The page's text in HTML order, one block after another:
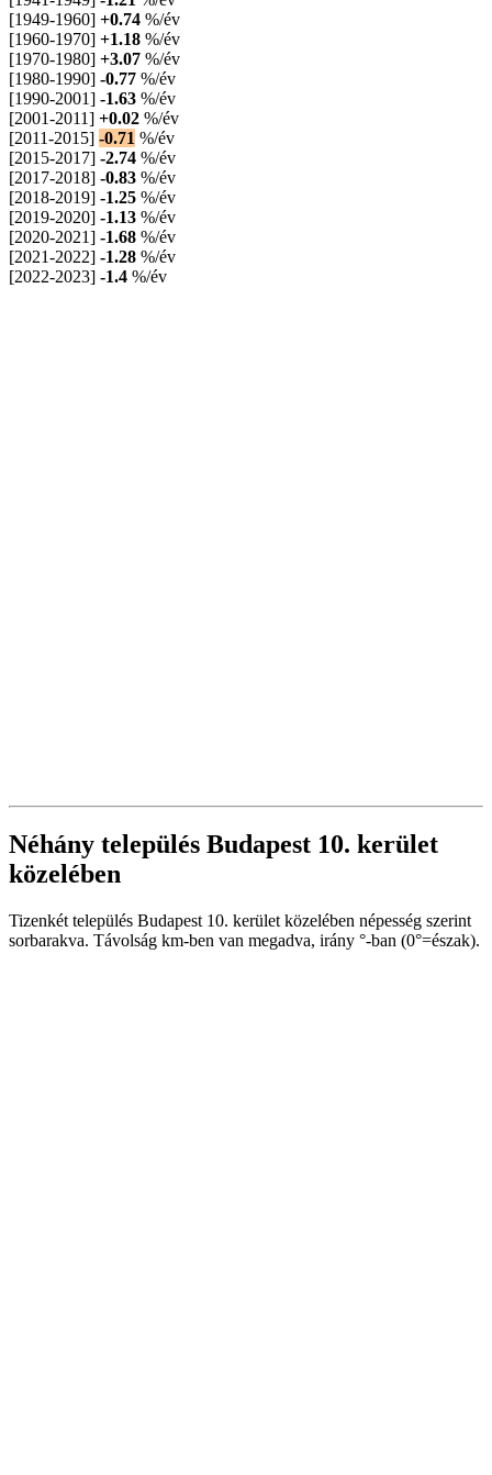
[1949-1960] +0.74 %/év
[1960-1970] +1.18 %/év
[1970-1980] +3.07 %/év
[1980-1990] -0.77 %/év
[1990-2001] -1.63 %/év
[2001-2011] +0.02 %/év
[2011-2015] -0.71 %/év
[2015-2017] -2.74 %/év
[2017-2018] -0.83 %/év
[2018-2019] -1.25 %/év
[2019-2020] -1.13 %/év
[2020-2021] -1.68 %/év
[2021-2022] -1.28 %/év
[2022-2023] -1.4 %/év
Néhány település Budapest 10. kerület
közelében
Tizenkét település Budapest 10. kerület közelében népesség szerint
sorbarakva. Távolság km-ben van megadva, irány °-ban (0°=észak).